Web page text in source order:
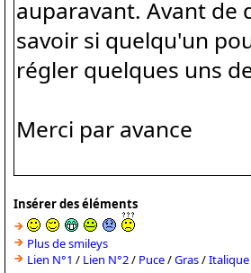
Insérer des éléments
Plus de smileys
Lien N°1 / Lien N°2/ Puce/Gras/Italique